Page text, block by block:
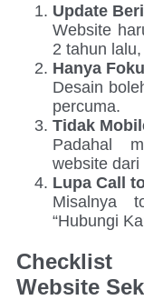
Update
Website
2 tahun
Hanya
Desain
percuma.
Tidak
Padahal
website dari
Lupa Call
Misalnya
“Hubungi
Checklist
Website